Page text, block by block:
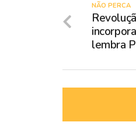
NÃO PERCA
lembra